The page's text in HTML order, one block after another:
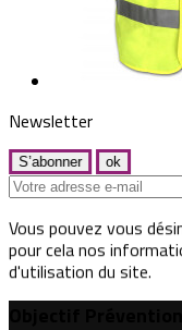
Newsletter
Vous pouvez vous
pour cela nos
d'utilisation du site.